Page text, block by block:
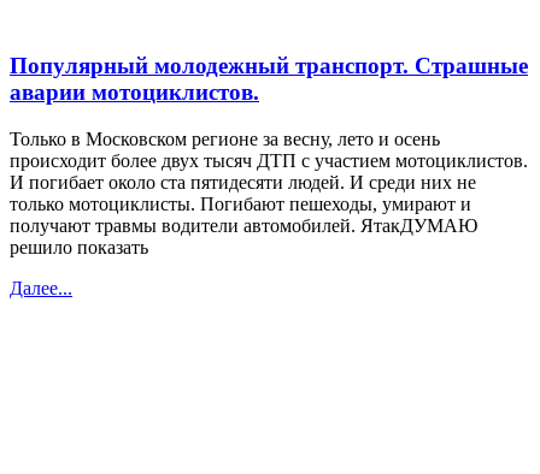
Популярный молодежный транспорт. Страшные
аварии мотоциклистов.
Только в Московском регионе за весну, лето и осень
происходит более двух тысяч ДТП с участием мотоциклистов.
И погибает около ста пятидесяти людей. И среди них не
только мотоциклисты. Погибают пешеходы, умирают и
получают травмы водители автомобилей. ЯтакДУМАЮ
решило показать
Далее...